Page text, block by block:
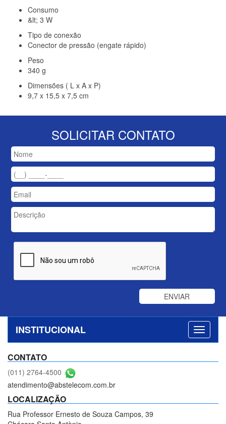
Consumo
&lt; 3 W
Tipo de conexão
Conector de pressão (engate rápido)
Peso
340 g
Dimensões ( L x A x P)
9,7 x 15,5 x 7,5 cm
SOLICITAR CONTATO
INSTITUCIONAL
CONTATO
(011) 2764-4500
atendimento@abstelecom.com.br
LOCALIZAÇÃO
Rua Professor Ernesto de Souza Campos, 39